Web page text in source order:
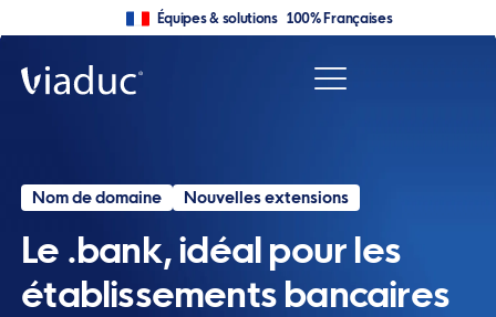
Équipes & solutions 100% Françaises
Nom de domaine Nouvelles extensions
Le .bank, idéal pour les
établissements bancaires